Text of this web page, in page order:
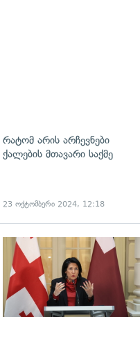
რატომ არის არჩევნები
ქალების მთავარი საქმე
23 ოქტომბერი 2024, 12:18